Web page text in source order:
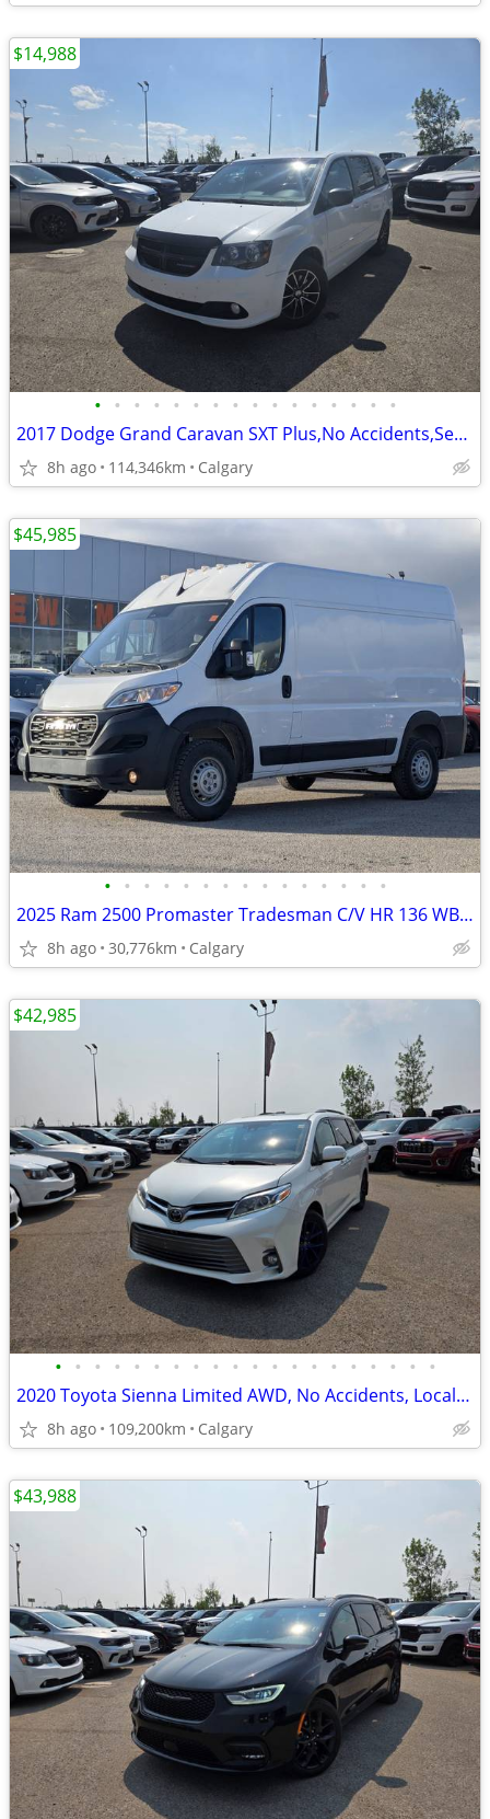
• • • • • • • • • • • • • • • •
2017 Dodge Grand Caravan SXT Plus,No Accidents,Service History#260208A
8h ago 114,346km Calgary
$14,988
• • • • • • • • • • • • • • •
2025 Ram 2500 Promaster Tradesman C/V HR 136 WB Pkg22B #11081
8h ago 30,776km Calgary
$45,985
• • • • • • • • • • • • • • • • • • • •
2020 Toyota Sienna Limited AWD, No Accidents, Local Unit #11170
8h ago 109,200km Calgary
$42,985
$43,988